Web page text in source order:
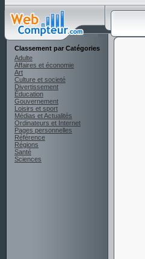
Classement par Catégories
Adulte
Affaires et économie
Art
Culture et societé
Divertissement
Éducation
Gouvernement
Loisirs et sport
Médias et Actualités
Ordinateurs et Internet
Pages personnelles
Référence
Régions
Santé
Sciences